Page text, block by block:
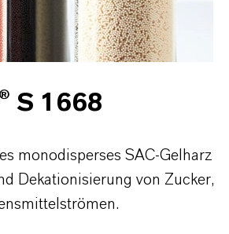
S 1668
monodisperses SAC-Gelharz
Dekationisierung von Zucker,